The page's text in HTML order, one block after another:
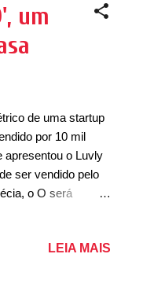
um
de uma startup
por 10 mil
apresentou o Luvly
ser vendido pelo
o O será
pelo próprio
LEIA MAIS